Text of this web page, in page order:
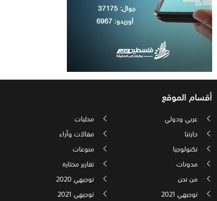
أقسام الموقع
عربي ودولي
محليات
حارتنا
مقالات وآراء
تكنولوجيا
منوعات
مدونات
تقارير مختارة
من نحن
توجيهي 2020
توجيهي 2021
توجيهي 2021